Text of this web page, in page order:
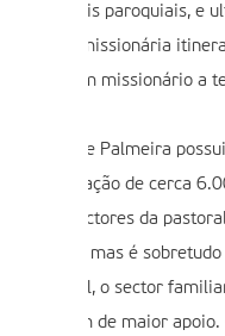
juvenis paroquiais, e
pastoral missionária
um missionário a
paróquia de Palmeira
população de cerca
sectores da
mas é
juvenil, o sector
precisam de maior apoio.